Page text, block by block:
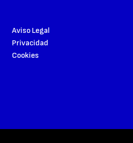
Aviso Legal
Privacidad
Cookies